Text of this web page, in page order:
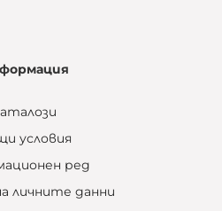
условия
ред
личните данни